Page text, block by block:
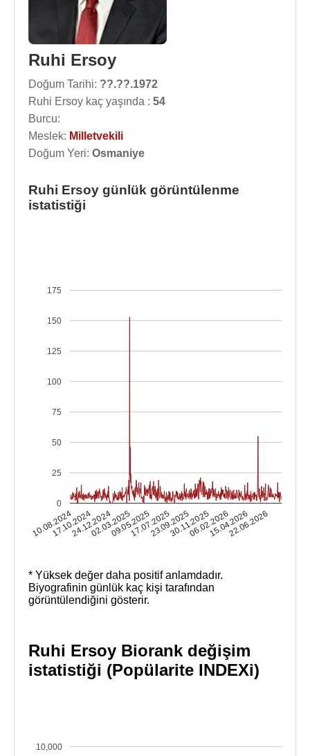
Ruhi Ersoy
Doğum Tarihi: ??.??.1972
Ruhi Ersoy kaç yaşında : 54
Burcu:
Meslek: Milletvekili
Doğum Yeri: Osmaniye
Ruhi Ersoy günlük görüntülenme
istatistiği
10.08.2024
17.10.202424.12.202402.03.202509.05.202517.07.202523.09.202530.11.202506.02.202615.04.2026
22.06.2026
0
25
50
75
100
125
150
175
* Yüksek değer daha positif anlamdadır.
Biyografinin günlük kaç kişi tarafından
görüntülendiğini gösterir.
Ruhi Ersoy Biorank değişim
istatistiği (Popülarite INDEXi)
10,000